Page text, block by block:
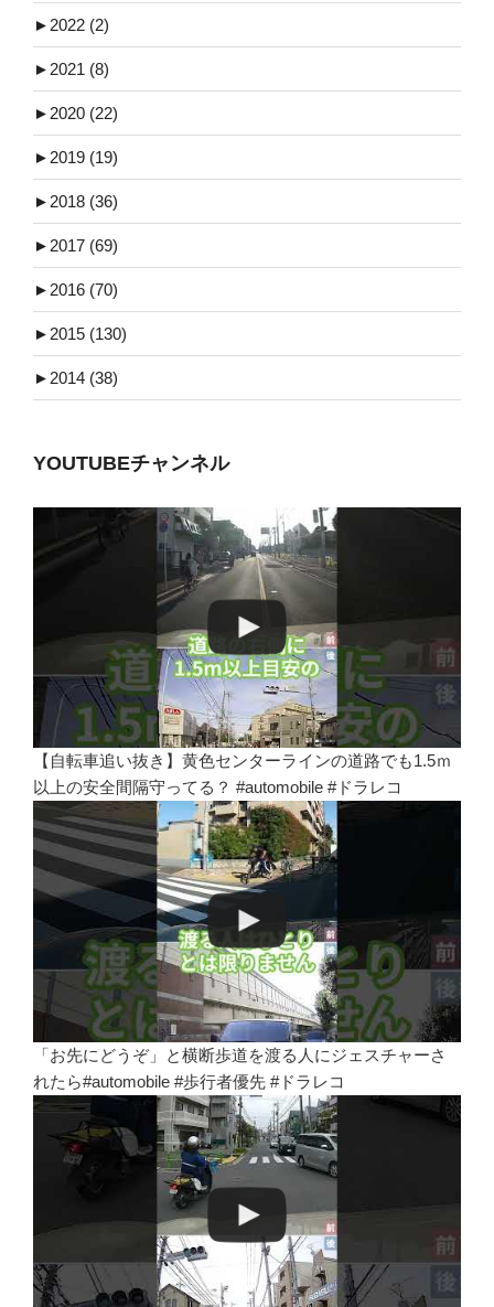
► 2022 (2)
► 2021 (8)
► 2020 (22)
► 2019 (19)
► 2018 (36)
► 2017 (69)
► 2016 (70)
► 2015 (130)
► 2014 (38)
YOUTUBEチャンネル
【自転車追い抜き】黄色センターラインの道路でも1.5ｍ
以上の安全間隔守ってる？ #automobile #ドラレコ
「お先にどうぞ」と横断歩道を渡る人にジェスチャーさ
れたら#automobile #歩行者優先 #ドラレコ